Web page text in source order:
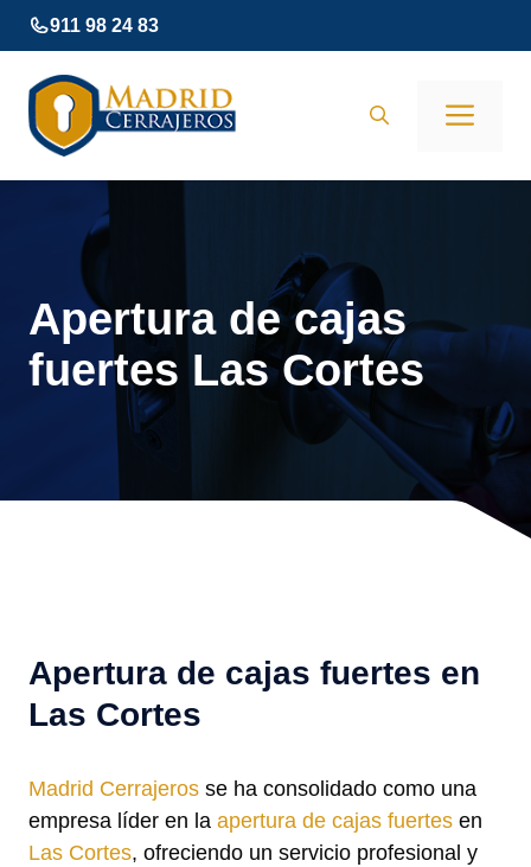
Saltar
al
contenido
911 98 24 83
Apertura de cajas
fuertes Las Cortes
Apertura de cajas fuertes en
Las Cortes
Madrid Cerrajeros se ha consolidado como una
empresa líder en la apertura de cajas fuertes en
Las Cortes, ofreciendo un servicio profesional y